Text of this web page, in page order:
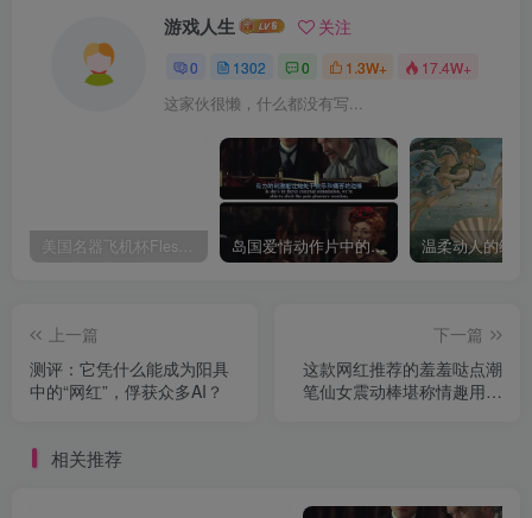
游戏人生 关注
0 1302 0 1.3W+ 17.4W+
这家伙很懒，什么都没有写...
美国名器飞机杯Fleshlight 【Quickshot-Vantage 双头飞机杯】完全评测 岛国爱情动作片中的AV棒到底有多猛？成人用品震动棒的发展史！
上一篇
测评：它凭什么能成为阳具
中的“网红”，俘获众多AI？
下一篇
这款网红推荐的羞羞哒点潮
笔仙女震动棒堪称情趣用品
相关推荐